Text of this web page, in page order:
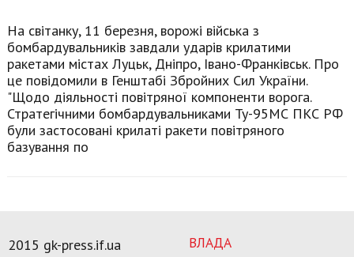
На світанку, 11 березня, ворожі війська з
бомбардувальників завдали ударів крилатими
ракетами містах Луцьк, Дніпро, Івано-Франківськ. Про
це повідомили в Генштабі Збройних Сил України.
"Щодо діяльності повітряної компоненти ворога.
Стратегічними бомбардувальниками Ту-95МС ПКС РФ
були застосовані крилаті ракети повітряного
базування по
ВЛАДА
2015 gk-press.if.ua